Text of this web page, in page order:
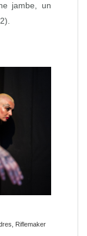
jambe, un
Riflemaker